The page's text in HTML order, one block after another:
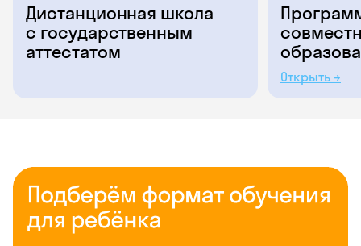
Дистанционная школа
с государственным
аттестатом
Открыть →